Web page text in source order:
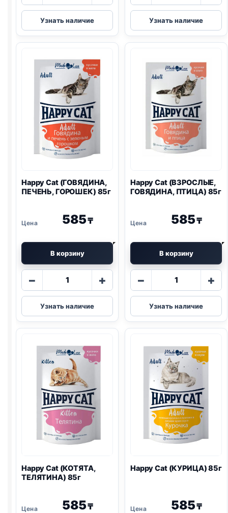
Happy
Cat
(СТЕРИЛ.,
85г
Узнать наличие
Happy
Cat
(СТЕРИЛ.,
Узнать наличие
Happy Cat (ГОВЯДИНА,
ПЕЧЕНЬ, ГОРОШЕК) 85г
585₸
В корзину
−
Количество
Happy
Cat
(ГОВЯДИНА,
ГОРОШЕК)
85г
+
Узнать наличие
Happy Cat (ВЗРОСЛЫЕ,
ГОВЯДИНА, ПТИЦА) 85г
585₸
В корзину
−
Количество
Happy
Cat
(ВЗРОСЛЫЕ,
ПТИЦА)
85г
+
Узнать наличие
Happy Cat (КОТЯТА,
ТЕЛЯТИНА) 85г
585₸
Happy Cat (КУРИЦА) 85г
585₸